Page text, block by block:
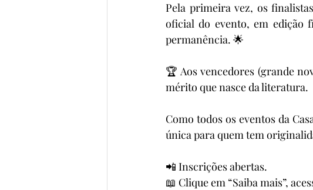
Pela primeira vez, os
oficial do evento, em edição
permanência. 🌟
🏆 Aos vencedores (grande
mérito que nasce da literatura.
Como todos os eventos da
única para quem tem
📲 Inscrições abertas.
📖 Clique em “Saiba mais”,